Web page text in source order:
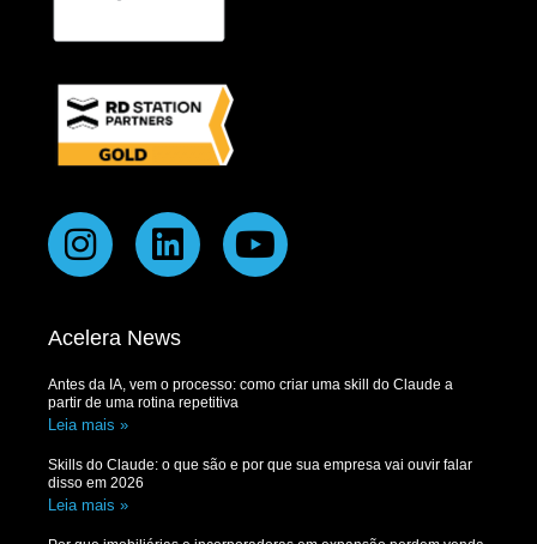
Acelera News
Antes da IA, vem o processo: como criar uma skill do Claude a
partir de uma rotina repetitiva
Leia mais »
Skills do Claude: o que são e por que sua empresa vai ouvir falar
disso em 2026
Leia mais »